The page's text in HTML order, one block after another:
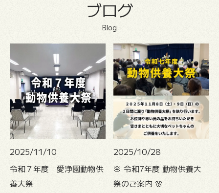
Blog
ブログ
2025/11/10
令和７年度 愛浄園動物供
養大祭
2025/10/28
🌸 令和7年度 動物供養大
祭のご案内 🌸